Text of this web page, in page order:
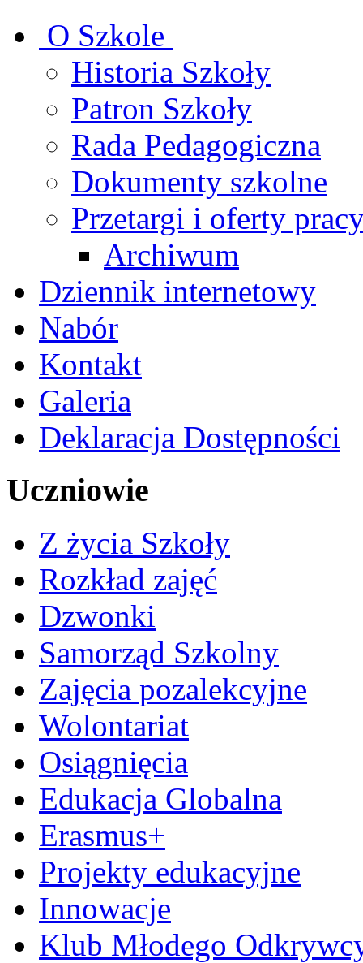
O Szkole
Historia Szkoły
Patron Szkoły
Rada Pedagogiczna
Dokumenty szkolne
Przetargi i oferty
Archiwum
Dziennik internetowy
Nabór
Kontakt
Galeria
Deklaracja Dostępności
Uczniowie
Z życia Szkoły
Rozkład zajęć
Dzwonki
Samorząd Szkolny
Zajęcia pozalekcyjne
Wolontariat
Osiągnięcia
Edukacja Globalna
Erasmus+
Projekty edukacyjne
Innowacje
Klub Młodego